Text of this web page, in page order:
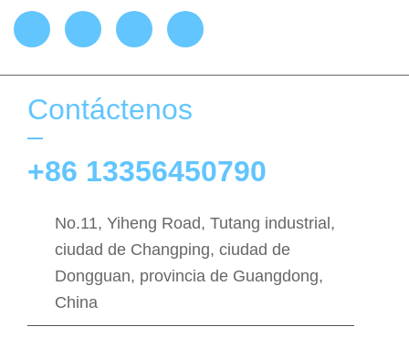
Contáctenos
+86 13356450790
No.11, Yiheng Road, Tutang industrial,
ciudad de Changping, ciudad de
Dongguan, provincia de Guangdong,
China